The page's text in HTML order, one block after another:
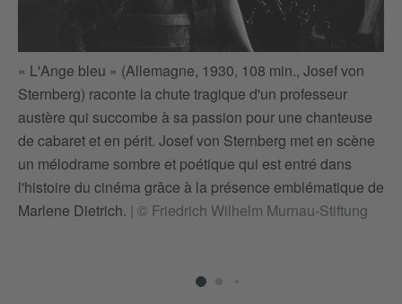
« L'Ange bleu » (Allemagne, 1930, 108 min., Josef von
Sternberg) raconte la chute tragique d'un professeur
austère qui succombe à sa passion pour une chanteuse
de cabaret et en périt. Josef von Sternberg met en scène
un mélodrame sombre et poétique qui est entré dans
l'histoire du cinéma grâce à la présence emblématique de
Marlene Dietrich. | © Friedrich Wilhelm Murnau-Stiftung